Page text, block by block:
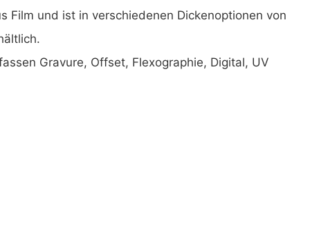
Film und ist in verschiedenen Dickenoptionen von
Gravure, Offset, Flexographie, Digital, UV